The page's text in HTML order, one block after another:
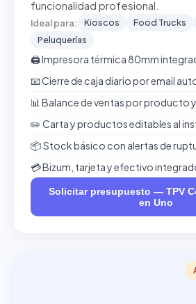
funcionalidad profesional.
Ideal para: Kioscos Food Trucks
Peluquerías
🖨️ Impresora térmica 80mm
📧 Cierre de caja diario por email
📊 Balance de ventas por producto
✏️ Carta y productos editables al
📦 Stock básico con alertas de
💳 Bizum, tarjeta y efectivo
Solicitar presupuesto — TPV
en Uno